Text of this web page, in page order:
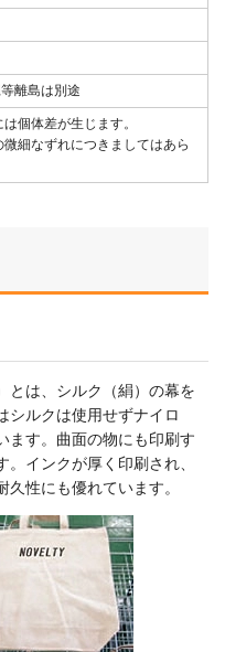
離島は別途
個体差が生じます。
細なずれにつきましてはあら
とは、シルク（絹）の幕を
シルクは使用せずナイロ
ます。曲面の物にも印刷す
インクが厚く印刷され、
性にも優れています。